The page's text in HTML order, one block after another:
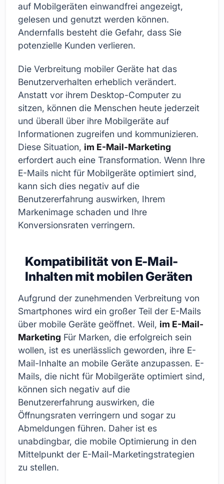
auf Mobilgeräten einwandfrei angezeigt,
gelesen und genutzt werden können.
Andernfalls besteht die Gefahr, dass Sie
potenzielle Kunden verlieren.
Die Verbreitung mobiler Geräte hat das
Benutzerverhalten erheblich verändert.
Anstatt vor ihrem Desktop-Computer zu
sitzen, können die Menschen heute jederzeit
und überall über ihre Mobilgeräte auf
Informationen zugreifen und kommunizieren.
Diese Situation, im E-Mail-Marketing
erfordert auch eine Transformation. Wenn Ihre
E-Mails nicht für Mobilgeräte optimiert sind,
kann sich dies negativ auf die
Benutzererfahrung auswirken, Ihrem
Markenimage schaden und Ihre
Konversionsraten verringern.
Kompatibilität von E-Mail-
Inhalten mit mobilen Geräten
Aufgrund der zunehmenden Verbreitung von
Smartphones wird ein großer Teil der E-Mails
über mobile Geräte geöffnet. Weil, im E-Mail-
Marketing Für Marken, die erfolgreich sein
wollen, ist es unerlässlich geworden, ihre E-
Mail-Inhalte an mobile Geräte anzupassen. E-
Mails, die nicht für Mobilgeräte optimiert sind,
können sich negativ auf die
Benutzererfahrung auswirken, die
Öffnungsraten verringern und sogar zu
Abmeldungen führen. Daher ist es
unabdingbar, die mobile Optimierung in den
Mittelpunkt der E-Mail-Marketingstrategien
zu stellen.